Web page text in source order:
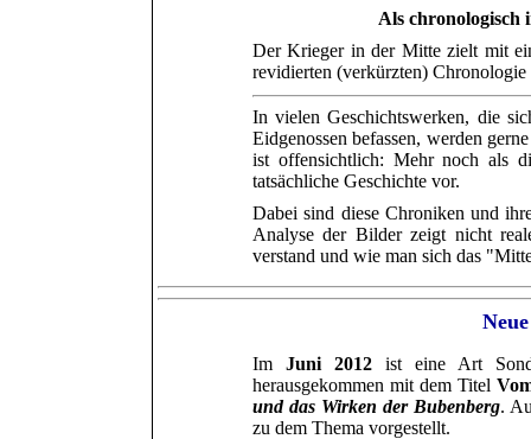
Als chronologisch
Der Krieger in der Mitte zielt mit
revidierten (verkürzten) Chronologie
In vielen Geschichtswerken, die
Eidgenossen befassen, werden
ist offensichtlich: Mehr noch als
tatsächliche Geschichte vor.
Dabei sind diese Chroniken und
Analyse der Bilder zeigt nicht
verstand und wie man sich das
Neue
Im Juni 2012ist eine Art
herausgekommen mit dem Titel
und das Wirken der Bubenberg.
zu dem Thema vorgestellt.